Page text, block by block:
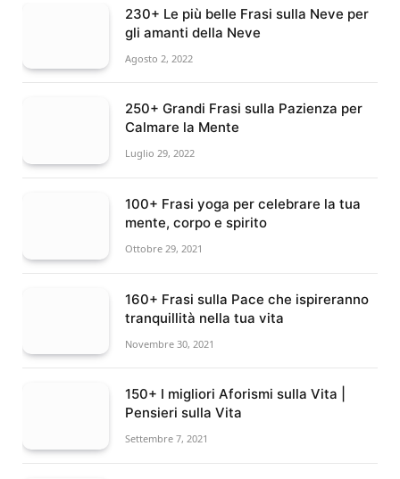
230+ Le più belle Frasi sulla Neve per
gli amanti della Neve
Agosto 2, 2022
250+ Grandi Frasi sulla Pazienza per
Calmare la Mente
Luglio 29, 2022
100+ Frasi yoga per celebrare la tua
mente, corpo e spirito
Ottobre 29, 2021
160+ Frasi sulla Pace che ispireranno
tranquillità nella tua vita
Novembre 30, 2021
150+ I migliori Aforismi sulla Vita |
Pensieri sulla Vita
Settembre 7, 2021